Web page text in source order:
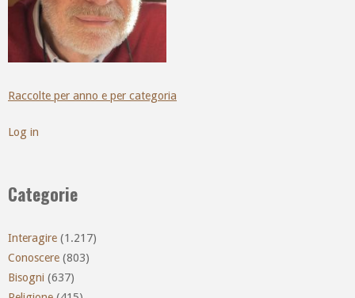
Raccolte per anno e per categoria
Log in
Categorie
Interagire (1.217)
Conoscere (803)
Bisogni (637)